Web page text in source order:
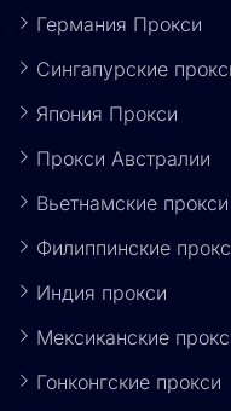
Франция Прокси
Германия Прокси
Сингапурские прокси
Япония Прокси
Прокси Австралии
Вьетнамские прокси
Филиппинские прокси
Индия прокси
Мексиканские прокси